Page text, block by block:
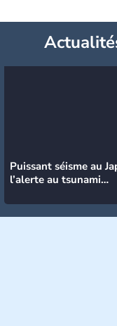
Puissant séisme au
l’alerte au tsunami